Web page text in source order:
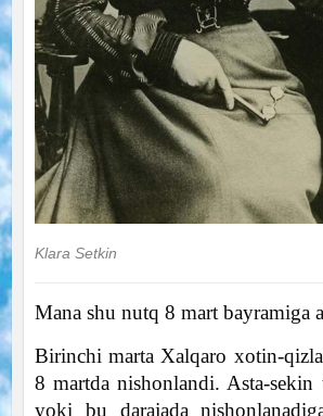
Klara Setkin
Mana shu nutq 8 mart bayramiga
Birinchi marta Xalqaro xotin-
8 martda nishonlandi. Asta-sekin
yoki bu darajada